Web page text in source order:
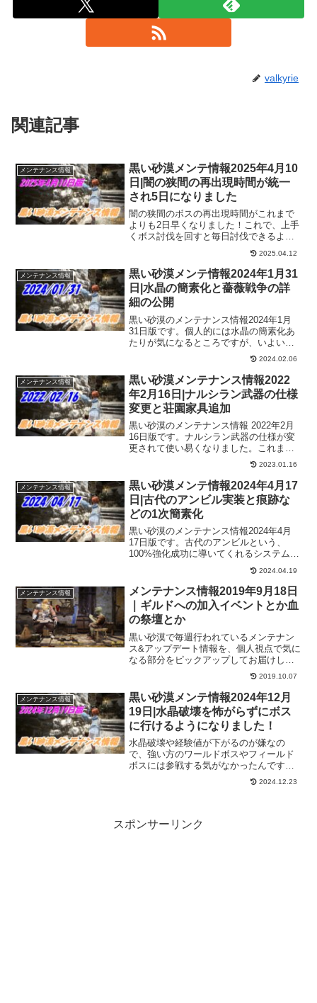
valkyrie
関連記事
メンテナンス情報
黒い砂漠メンテ情報2025年4月10
日|闇の狭間の再出現時間が統一
され5日になりました
闇の狭間のボスの再出現時間がこれまで
よりも2日早くなりました！これで、上手
くボス討伐を回すと毎日討伐できるよう
になりますね！また、戦闘、生活に関わ
らず多方面にアップデートがされている
ので、いつもより多くのアップデートが
されている感じがします。
2025.04.12
メンテナンス情報
黒い砂漠メンテ情報2024年1月31
日|水晶の簡素化と薔薇戦争の詳
細の公開
黒い砂漠のメンテナンス情報2024年1月
31日版です。個人的には水晶の簡素化あ
たりが気になるところですが、いよいよ
間近に迫った薔薇戦争に関する詳細が公
開されています。中々理解するのが大変
そうですけど、時間もあまりないのでし
っかりと読んでおくと良さそうです。
2024.02.06
メンテナンス情報
黒い砂漠メンテナンス情報2022
年2月16日|ナルシラン武器の仕様
変更と荘園家具追加
黒い砂漠のメンテナンス情報 2022年2月
16日版です。ナルシラン武器の仕様が変
更されて使い易くなりました。これまで
だと、1キャラクターのみしか使用できな
かったナルシランですがこの仕様変更
で、箱に戻し別のキャラクターでも使用
可能に。荘園家具も追加されましたー。
2023.01.16
メンテナンス情報
黒い砂漠メンテ情報2024年4月17
日|古代のアンビル実装と痕跡な
どの1次簡素化
黒い砂漠のメンテナンス情報2024年4月
17日版です。古代のアンビルという、
100%強化成功に導いてくれるシステムが
追加されました！失敗続きで心が折れて
しまいそうな所を支えてくれそうなシス
テムに期待大！そして痕跡などのアイテ
ムの1次簡素化も、製作等に希望の光が！
2024.04.19
メンテナンス情報
メンテナンス情報2019年9月18日
｜ギルドへの加入イベントとか血
の祭壇とか
黒い砂漠で毎週行われているメンテナン
ス&アップデート情報を、個人視点で気に
なる部分をピックアップしてお届けして
2019.10.07
メンテナンス情報
黒い砂漠メンテ情報2024年12月
19日|水晶破壊を怖がらずにボス
に行けるようになりました！
水晶破壊や経験値が下がるのが嫌なの
で、強い方のワールドボスやフィールド
ボスには参戦する気がなかったんです
が、今回のアプデ「デスペナ」が削除さ
れました！これからはジャンジャン参加
2024.12.23
スポンサーリンク